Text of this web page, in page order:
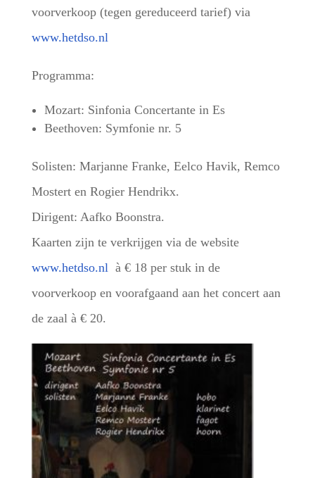
voorverkoop (tegen gereduceerd tarief) via
www.hetdso.nl
Programma:
Mozart: Sinfonia Concertante in Es
Beethoven: Symfonie nr. 5
Solisten: Marjanne Franke, Eelco Havik, Remco
Mostert en Rogier Hendrikx.
Dirigent: Aafko Boonstra.
Kaarten zijn te verkrijgen via de website
www.hetdso.nlà € 18 per stuk in de
voorverkoop en voorafgaand aan het concert aan
de zaal à € 20.